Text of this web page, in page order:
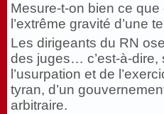
Mesure-t-on bien ce
l’extrême gravité d’une
Les dirigeants du RN
des juges… c’est-à-dire,
l’usurpation et de
tyran, d’un
arbitraire.